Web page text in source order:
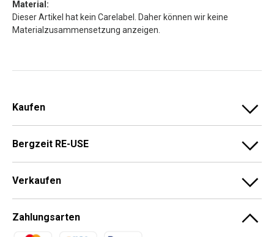
Material:
Dieser Artikel hat kein Carelabel. Daher können wir keine
Materialzusammensetzung anzeigen.
Kaufen
Bergzeit RE-USE
Verkaufen
Zahlungsarten
Zahlungsmethoden